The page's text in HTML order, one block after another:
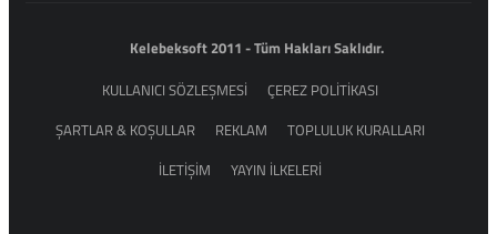
Kelebeksoft 2011 - Tüm Hakları Saklıdır.
KULLANICI SÖZLEŞMESİ
ÇEREZ POLİTİKASI
ŞARTLAR & KOŞULLAR
REKLAM
TOPLULUK KURALLARI
İLETİŞİM
YAYIN İLKELERİ